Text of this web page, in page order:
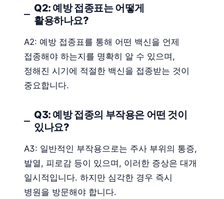
Q2: 예방 접종표는 어떻게
활용하나요?
A2: 예방 접종표를 통해 어떤 백신을 언제
접종해야 하는지를 명확히 알 수 있으며,
정해진 시기에 적절한 백신을 접종받는 것이
중요합니다.
Q3: 예방 접종의 부작용은 어떤 것이
있나요?
A3: 일반적인 부작용으로는 주사 부위의 통증,
발열, 피로감 등이 있으며, 이러한 증상은 대개
일시적입니다. 하지만 심각한 경우 즉시
병원을 방문해야 합니다.